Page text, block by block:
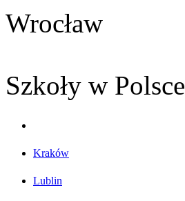
Wrocław
Szkoły w Polsce
Kraków
Lublin